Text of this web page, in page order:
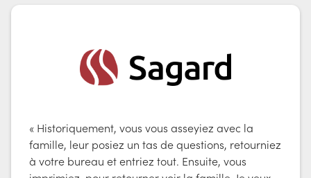
« Historiquement, vous vous asseyiez avec la
famille, leur posiez un tas de questions, retourniez
à votre bureau et entriez tout. Ensuite, vous